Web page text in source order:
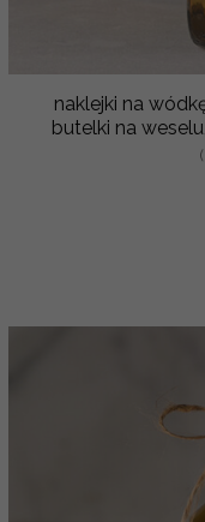
naklejki na
butelki na